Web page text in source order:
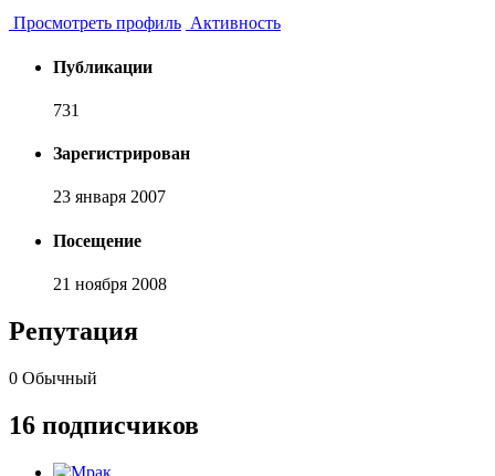
Просмотреть профиль Активность
Публикации
731
Зарегистрирован
23 января 2007
Посещение
21 ноября 2008
Репутация
0 Обычный
16 подписчиков